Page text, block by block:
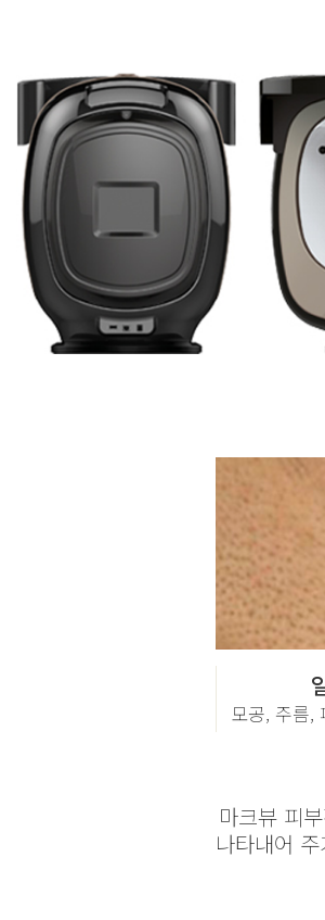
모공, 주름,
마크뷰 피
나타내어